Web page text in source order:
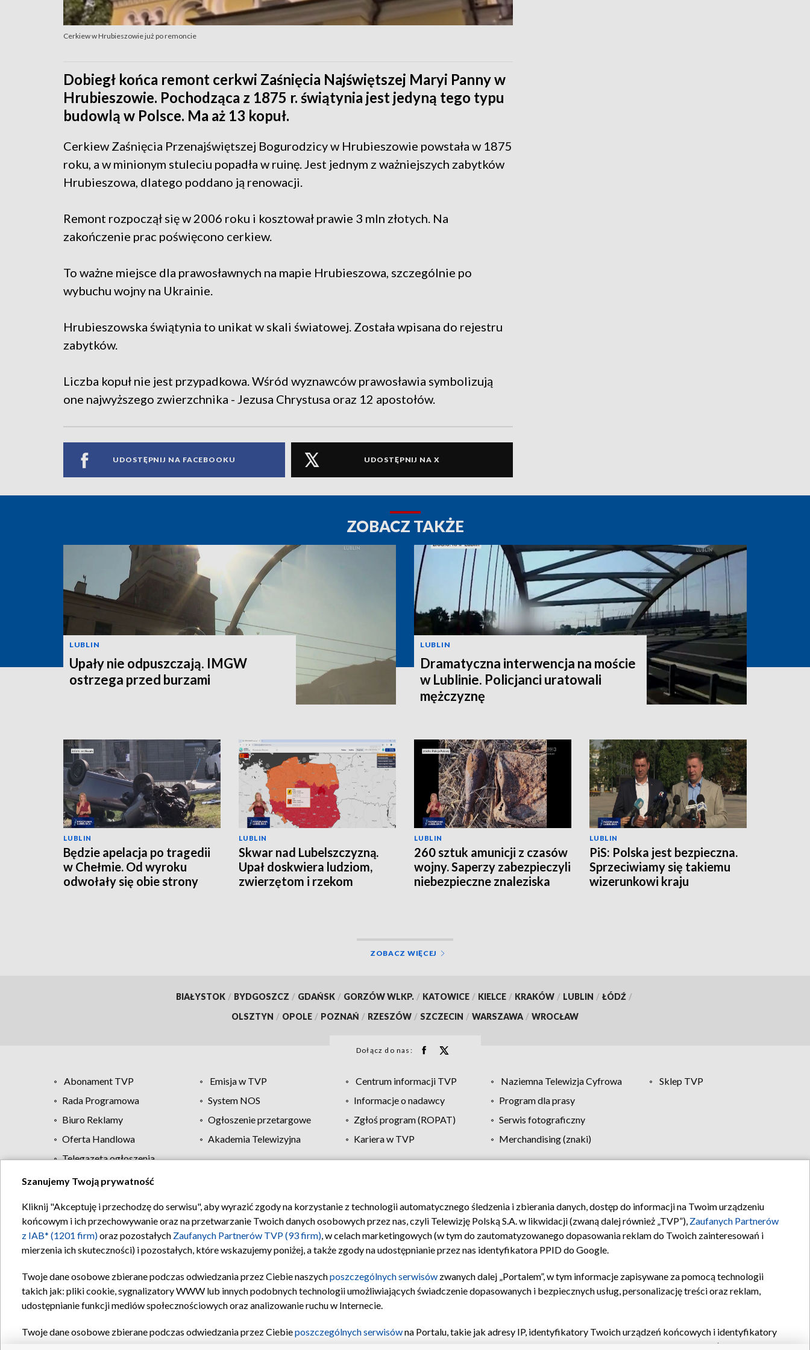
Cerkiew w Hrubieszowie już po remoncie
Dobiegł końca remont cerkwi Zaśnięcia Najświętszej Maryi Panny w
Hrubieszowie. Pochodząca z 1875 r. świątynia jest jedyną tego typu
budowlą w Polsce. Ma aż 13 kopuł.
Cerkiew Zaśnięcia Przenajświętszej Bogurodzicy w Hrubieszowie powstała w 1875
roku, a w minionym stuleciu popadła w ruinę. Jest jednym z ważniejszych zabytków
Hrubieszowa, dlatego poddano ją renowacji.
Remont rozpoczął się w 2006 roku i kosztował prawie 3 mln złotych. Na
zakończenie prac poświęcono cerkiew.
To ważne miejsce dla prawosławnych na mapie Hrubieszowa, szczególnie po
wybuchu wojny na Ukrainie.
Hrubieszowska świątynia to unikat w skali światowej. Została wpisana do rejestru
zabytków.
Liczba kopuł nie jest przypadkowa. Wśród wyznawców prawosławia symbolizują
one najwyższego zwierzchnika - Jezusa Chrystusa oraz 12 apostołów.
UDOSTĘPNIJ NA FACEBOOKU UDOSTĘPNIJ NA X
ZOBACZ TAKŻE
LUBLIN
Upały nie odpuszczają. IMGW
ostrzega przed burzami
LUBLIN
Dramatyczna interwencja na moście
w Lublinie. Policjanci uratowali
mężczyznę
LUBLIN
Będzie apelacja po tragedii
w Chełmie. Od wyroku
odwołały się obie strony
LUBLIN
Skwar nad Lubelszczyzną.
Upał doskwiera ludziom,
zwierzętom i rzekom
LUBLIN
260 sztuk amunicji z czasów
wojny. Saperzy zabezpieczyli
niebezpieczne znaleziska
LUBLIN
PiS: Polska jest bezpieczna.
Sprzeciwiamy się takiemu
wizerunkowi kraju
ZOBACZ WIĘCEJ
BIAŁYSTOK / BYDGOSZCZ / GDAŃSK / GORZÓW WLKP. / KATOWICE / KIELCE / KRAKÓW / LUBLIN / ŁÓDŹ /
OLSZTYN / OPOLE / POZNAŃ / RZESZÓW / SZCZECIN / WARSZAWA / WROCŁAW
Dołącz do nas:
Abonament TVP Emisja w TVP Centrum informacji TVP Naziemna Telewizja Cyfrowa
Sklep TVP
Rada Programowa
System NOS Informacje o nadawcy
Program dla prasy
Biuro Reklamy
Ogłoszenie przetargowe Zgłoś program (ROPAT)
Serwis fotograficzny
Oferta Handlowa
Akademia Telewizyjna Kariera w TVP
Merchandising (znaki)
Telegazeta ogłoszenia
Regulamin TVP Polityka prywatności Moje zgody Pomoc Biuro reklamy Kontakt
Szanujemy Twoją prywatność
Kliknij "Akceptuję i przechodzę do serwisu", aby wyrazić zgody na korzystanie z technologii automatycznego śledzenia i zbierania danych, dostęp do informacji na Twoim urządzeniu
końcowym i ich przechowywanie oraz na przetwarzanie Twoich danych osobowych przez nas, czyli Telewizję Polską S.A. w likwidacji (zwaną dalej również „TVP”), Zaufanych Partnerów
z IAB* (1201 firm)oraz pozostałych Zaufanych Partnerów TVP (93 firm), w celach marketingowych (w tym do zautomatyzowanego dopasowania reklam do Twoich zainteresowań i
mierzenia ich skuteczności) i pozostałych, które wskazujemy poniżej, a także zgody na udostępnianie przez nas identyfikatora PPID do Google.
Twoje dane osobowe zbierane podczas odwiedzania przez Ciebie naszychposzczególnych serwisów zwanych dalej „Portalem”, w tym informacje zapisywane za pomocą technologii
takich jak: pliki cookie, sygnalizatory WWW lub innych podobnych technologii umożliwiających świadczenie dopasowanych i bezpiecznych usług, personalizację treści oraz reklam,
udostępnianie funkcji mediów społecznościowych oraz analizowanie ruchu w Internecie.
Twoje dane osobowe zbierane podczas odwiedzania przez Ciebieposzczególnych serwisówna Portalu, takie jak adresy IP, identyfikatory Twoich urządzeń końcowych i identyfikatory
oraz pozostałych